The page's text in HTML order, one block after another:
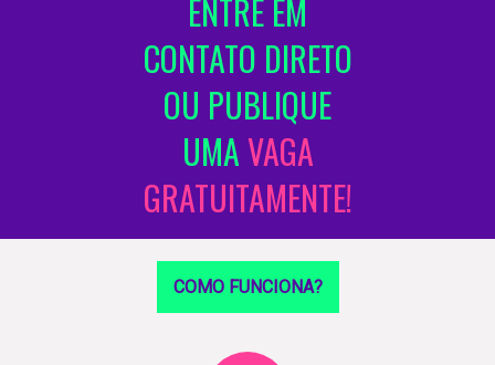
ENTRE EM
CONTATO DIRETO
OU PUBLIQUE
UMAVAGA
GRATUITAMENTE!
COMO FUNCIONA?